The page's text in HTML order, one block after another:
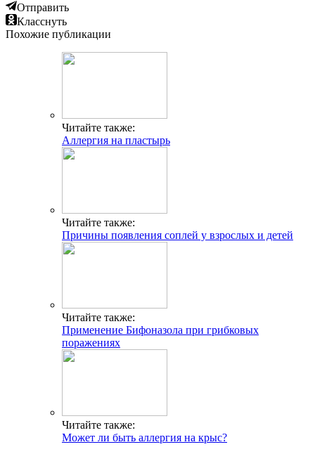
Отправить
Класснуть
Похожие публикации
Читайте также:
Аллергия на пластырь
Читайте также:
Причины появления соплей у взрослых и детей
Читайте также:
Применение Бифоназола при грибковых
поражениях
Читайте также:
Может ли быть аллергия на крыс?